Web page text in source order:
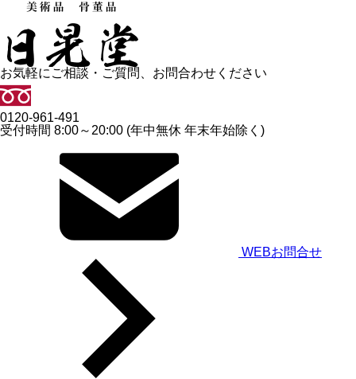
お気軽にご相談・ご質問、お問合わせください
0120-961-491
受付時間 8:00～20:00 (年中無休 年末年始除く)
WEBお問合せ